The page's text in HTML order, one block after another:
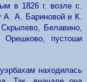
в 1826 г. возле с.
А. А. Бариновой и К.
Белавино,
Орешково, пустоши
находилась